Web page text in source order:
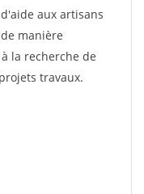
aux artisans
manière
la recherche de
travaux.